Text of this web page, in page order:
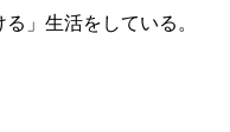
」生活をしている。